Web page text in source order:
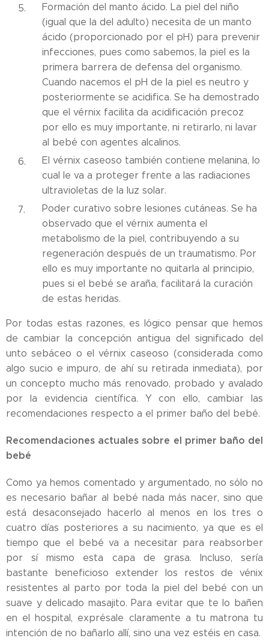
Formación del manto ácido. La piel del niño
(igual que la del adulto) necesita de un manto
ácido (proporcionado por el pH) para prevenir
infecciones, pues como sabemos, la piel es la
primera barrera de defensa del organismo.
Cuando nacemos el pH de la piel es neutro y
posteriormente se acidifica. Se ha demostrado
que el vérnix facilita da acidificación precoz
por ello es muy importante, ni retirarlo, ni lavar
al bebé con agentes alcalinos.
El vérnix caseoso también contiene melanina, lo
cual le va a proteger frente a las radiaciones
ultravioletas de la luz solar.
Poder curativo sobre lesiones cutáneas. Se ha
observado que el vérnix aumenta el
metabolismo de la piel, contribuyendo a su
regeneración después de un traumatismo. Por
ello es muy importante no quitarla al principio,
pues si el bebé se araña, facilitará la curación
de estas heridas.
Por todas estas razones, es lógico pensar que hemos
de cambiar la concepción antigua del significado del
unto sebáceo o el vérnix caseoso (considerada como
algo sucio e impuro, de ahí su retirada inmediata), por
un concepto mucho más renovado, probado y avalado
por la evidencia científica. Y con ello, cambiar las
recomendaciones respecto a el primer baño del bebé.
Recomendaciones actuales sobre el primer baño del
bebé
Como ya hemos comentado y argumentado, no sólo no
es necesario bañar al bebé nada más nacer, sino que
está desaconsejado hacerlo al menos en los tres o
cuatro días posteriores a su nacimiento, ya que es el
tiempo que el bebé va a necesitar para reabsorber
por sí mismo esta capa de grasa. Incluso, sería
bastante beneficioso extender los restos de vénix
resistentes al parto por toda la piel del bebé con un
suave y delicado masajito. Para evitar que te lo bañen
en el hospital, exprésale claramente a tu matrona tu
intención de no bañarlo allí, sino una vez estéis en casa.